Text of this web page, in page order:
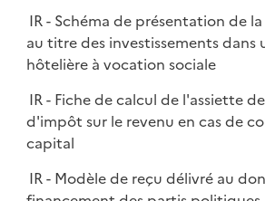
IR - Schéma de présentation de
au titre des investissements dans
hôtelière à vocation sociale
IR - Fiche de calcul de l'assiette
d'impôt sur le revenu en cas de
capital
IR - Modèle de reçu délivré au